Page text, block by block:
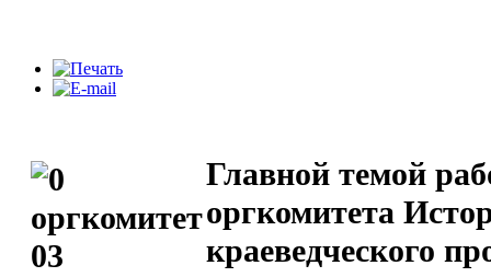
Главной темой
оргкомитета
краеведческого